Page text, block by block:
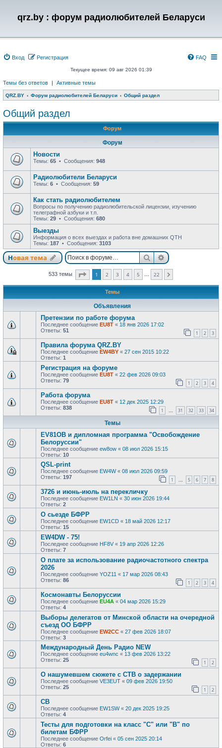
qrz.by : форум радиолюбителей Беларуси
Вход Регистрация FAQ
Текущее время: 09 авг 2026 01:39
Темы без ответов | Активные темы
QRZ.BY Форум радиолюбителей Беларуси Общий раздел
Общий раздел
Форум
Форум
Новости
Темы: 65 • Сообщения: 948
Радиолюбители Беларуси
Темы: 6 • Сообщения: 59
Как стать радиолюбителем
Вопросы по получению радиолюбительской лицензии, изучению
телеграфной азбуки и т.п.
Темы: 29 • Сообщения: 680
Выезды
Информация о всех выездах и работа вне домашних QTH
Темы: 187 • Сообщения: 3103
Новая тема ПоискРасширенный
533 темы Страница из
1 2 3 4 5 22
Темы
Объявления
Претензии по работе форума
Последнее сообщение EU8T « 18 янв 2026 17:02
Ответы: 51 1 2 3
Правила форума QRZ.BY
Последнее сообщение EW4BY « 27 сен 2015 10:22
Ответы: 1
Регистрация на форуме
Последнее сообщение EU8T « 22 фев 2026 09:03
Ответы: 79 1 2 3 4
Работа форума
Последнее сообщение EU8T « 12 дек 2025 12:29
Ответы: 838 1 … 31 32 33 34
Темы
EV81OB и дипломная программа "Освобождение
Белоруссии"
Последнее сообщение ew8ow « 08 июл 2026 15:15
Ответы: 10
QSL-print
Последнее сообщение EW4W« 08 июл 2026 09:59
Ответы: 197 1 … 5 6 7 8
3726 и июнь-июль на перекличку
Последнее сообщение EW1LN « 30 июн 2026 19:44
Ответы: 2
О сьезде БФРР
Последнее сообщение EW1CD « 18 май 2026 12:17
Ответы: 15
EW4DW - 75!
Последнее сообщение HF8V« 19 апр 2026 12:26
Ответы: 7
О плате за использование радиочастотного спектра
2026
Последнее сообщение YOZ11 « 17 мар 2026 08:43
Ответы: 86 1 2 3 4
Космонавты Белоруссии
Последнее сообщение EU4A « 04 мар 2026 15:29
Ответы: 4
Выборы делегатов от Минской области на очередной
съезд ОО БФРР
Последнее сообщение EW2CC « 27 фев 2026 18:07
Ответы: 3
Международный День Радио NEW
Последнее сообщение eu4wnc « 13 фев 2026 13:22
Ответы: 25 1 2
О нашумевшем сюжете с СТВ о задержании
Последнее сообщение VE3EUT « 09 фев 2026 19:50
Ответы: 25 1 2
CB
Последнее сообщение EW1SW« 20 дек 2025 19:25
Ответы: 4
Тесты для подготовки на класс "С" или "В" по
билетам БФРР
Последнее сообщение Orfei « 05 сен 2025 20:14
Ответы: 6